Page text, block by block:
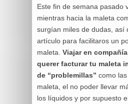
Este fin de semana pasado
mientras hacia la maleta
surgían miles de dudas, así
artículo para facilitaros un
maleta. Viajar en
querer facturar tu maleta
de “problemillas” como
maleta, el no poder llevar
los líquidos y por supuesto